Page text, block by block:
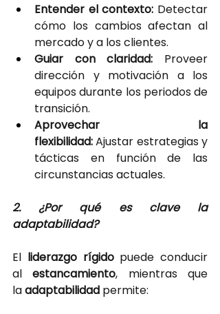
Entender el contexto: Detectar
cómo los cambios afectan al
mercado y a los clientes.
Guiar con claridad: Proveer
dirección y motivación a los
equipos durante los periodos de
transición.
Aprovechar la
flexibilidad: Ajustar estrategias y
tácticas en función de las
circunstancias actuales.
2. ¿Por qué es clave la
adaptabilidad?
El liderazgo rígido puede conducir
al
estancamiento, mientras que
laadaptabilidad permite: